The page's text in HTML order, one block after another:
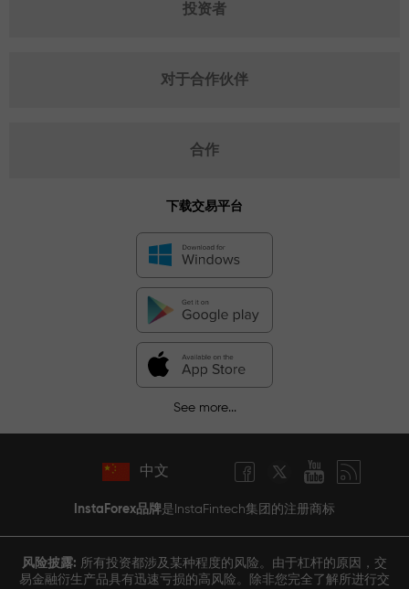
投资者
对于合作伙伴
合作
下载交易平台
See more...
中文
InstaForex品牌是InstaFintech集团的注册商标
风险披露: 所有投资都涉及某种程度的风险。由于杠杆的原因，交
易金融衍生产品具有迅速亏损的高风险。除非您完全了解所进行交